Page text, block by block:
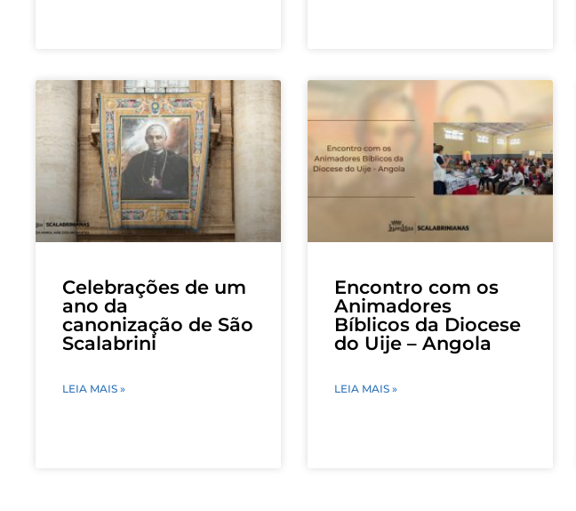
Celebrações de um
ano da
canonização de São
Scalabrini
LEIA MAIS »
Encontro com os
Animadores
Bíblicos da Diocese
do Uije – Angola
LEIA MAIS »